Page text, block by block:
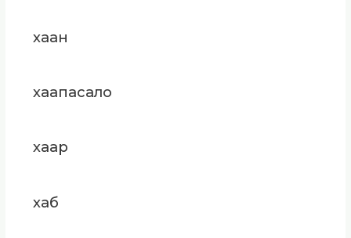
хаан
хаапасало
хаар
хаб